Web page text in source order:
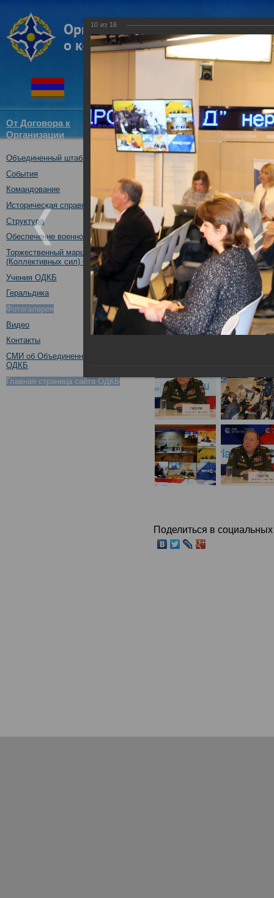
От Договора к
Организации
Структура
ОДКБ
Новости
Объединенный штаб ОДКБ
События
Командование
Историческая справка
Структура
Обеспечение военной безопасности
Торжественный марш Войск
(Коллективных сил) ОДКБ
Учения ОДКБ
Геральдика
Фотогалерея
Видео
Контакты
СМИ об Объединенном штабе
ОДКБ
Главная страница сайта ОДКБ
Брифинг начальника
Анатолия Сидорова об
коллективных сил за
06.02.2019
06.02.2019
Поделиться в социальных
10 из 16